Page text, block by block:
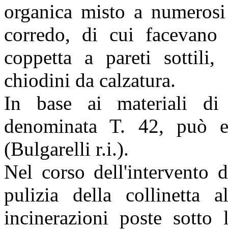
organica misto a
corredo, di cui facevano
coppetta a pareti sottili,
chiodini da calzatura.
In base ai materiali di
denominata T. 42, può
(Bulgarelli r.i.).
Nel corso dell'intervento
pulizia della collinetta
incinerazioni poste sotto